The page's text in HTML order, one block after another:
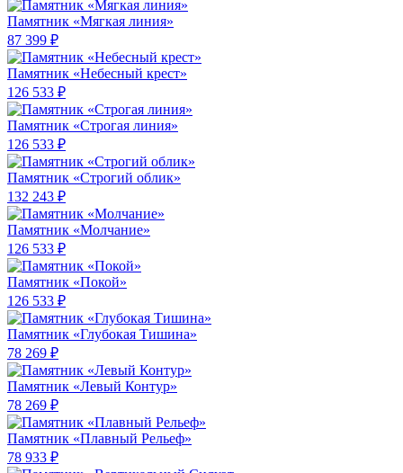
Памятник «Мягкая линия»
87 399 ₽
Памятник «Небесный крест»
126 533 ₽
Памятник «Строгая линия»
126 533 ₽
Памятник «Строгий облик»
132 243 ₽
Памятник «Молчание»
126 533 ₽
Памятник «Покой»
126 533 ₽
Памятник «Глубокая Тишина»
78 269 ₽
Памятник «Левый Контур»
78 269 ₽
Памятник «Плавный Рельеф»
78 933 ₽